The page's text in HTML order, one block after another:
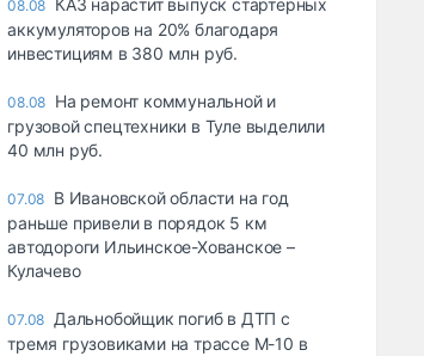
08.08 КАЗ нарастит выпуск стартерных
аккумуляторов на 20% благодаря
инвестициям в 380 млн руб.
08.08 На ремонт коммунальной и
грузовой спецтехники в Туле выделили
40 млн руб.
07.08 В Ивановской области на год
раньше привели в порядок 5 км
автодороги Ильинское-Хованское –
Кулачево
07.08 Дальнобойщик погиб в ДТП с
тремя грузовиками на трассе М-10 в